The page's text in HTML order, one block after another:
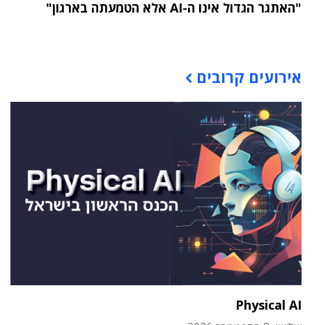
"האתגר הגדול אינו ה-AI אלא הטמעתה בארגון"
אירועים קרובים
Physical AI